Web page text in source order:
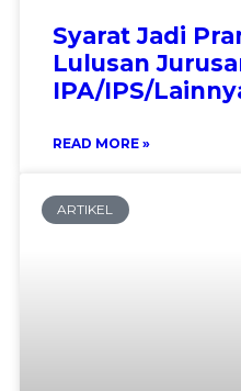
Syarat Jadi
Lulusan
IPA/IPS/
READ MORE »
ARTIKEL